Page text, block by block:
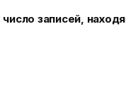
записей,